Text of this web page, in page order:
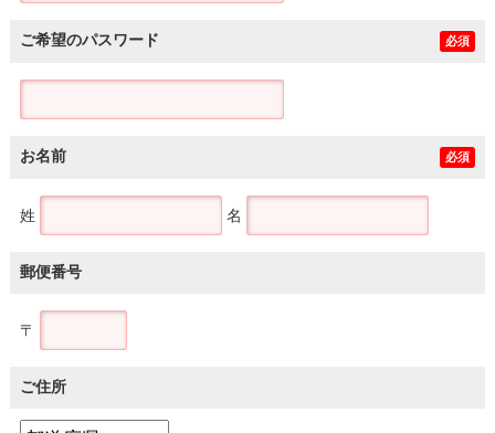
ご希望のパスワード 必須
お名前 必須
姓 名
郵便番号
〒
ご住所